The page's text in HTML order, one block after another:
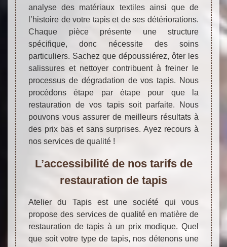
analyse des matériaux textiles ainsi que de
l’histoire de votre tapis et de ses détériorations.
Chaque pièce présente une structure
spécifique, donc nécessite des soins
particuliers. Sachez que dépoussiérez, ôter les
salissures et nettoyer contribuent à freiner le
processus de dégradation de vos tapis. Nous
procédons étape par étape pour que la
restauration de vos tapis soit parfaite. Nous
pouvons vous assurer de meilleurs résultats à
des prix bas et sans surprises. Ayez recours à
nos services de qualité !
L’accessibilité de nos tarifs de
restauration de tapis
Atelier du Tapis est une société qui vous
propose des services de qualité en matière de
restauration de tapis à un prix modique. Quel
que soit votre type de tapis, nos détenons une